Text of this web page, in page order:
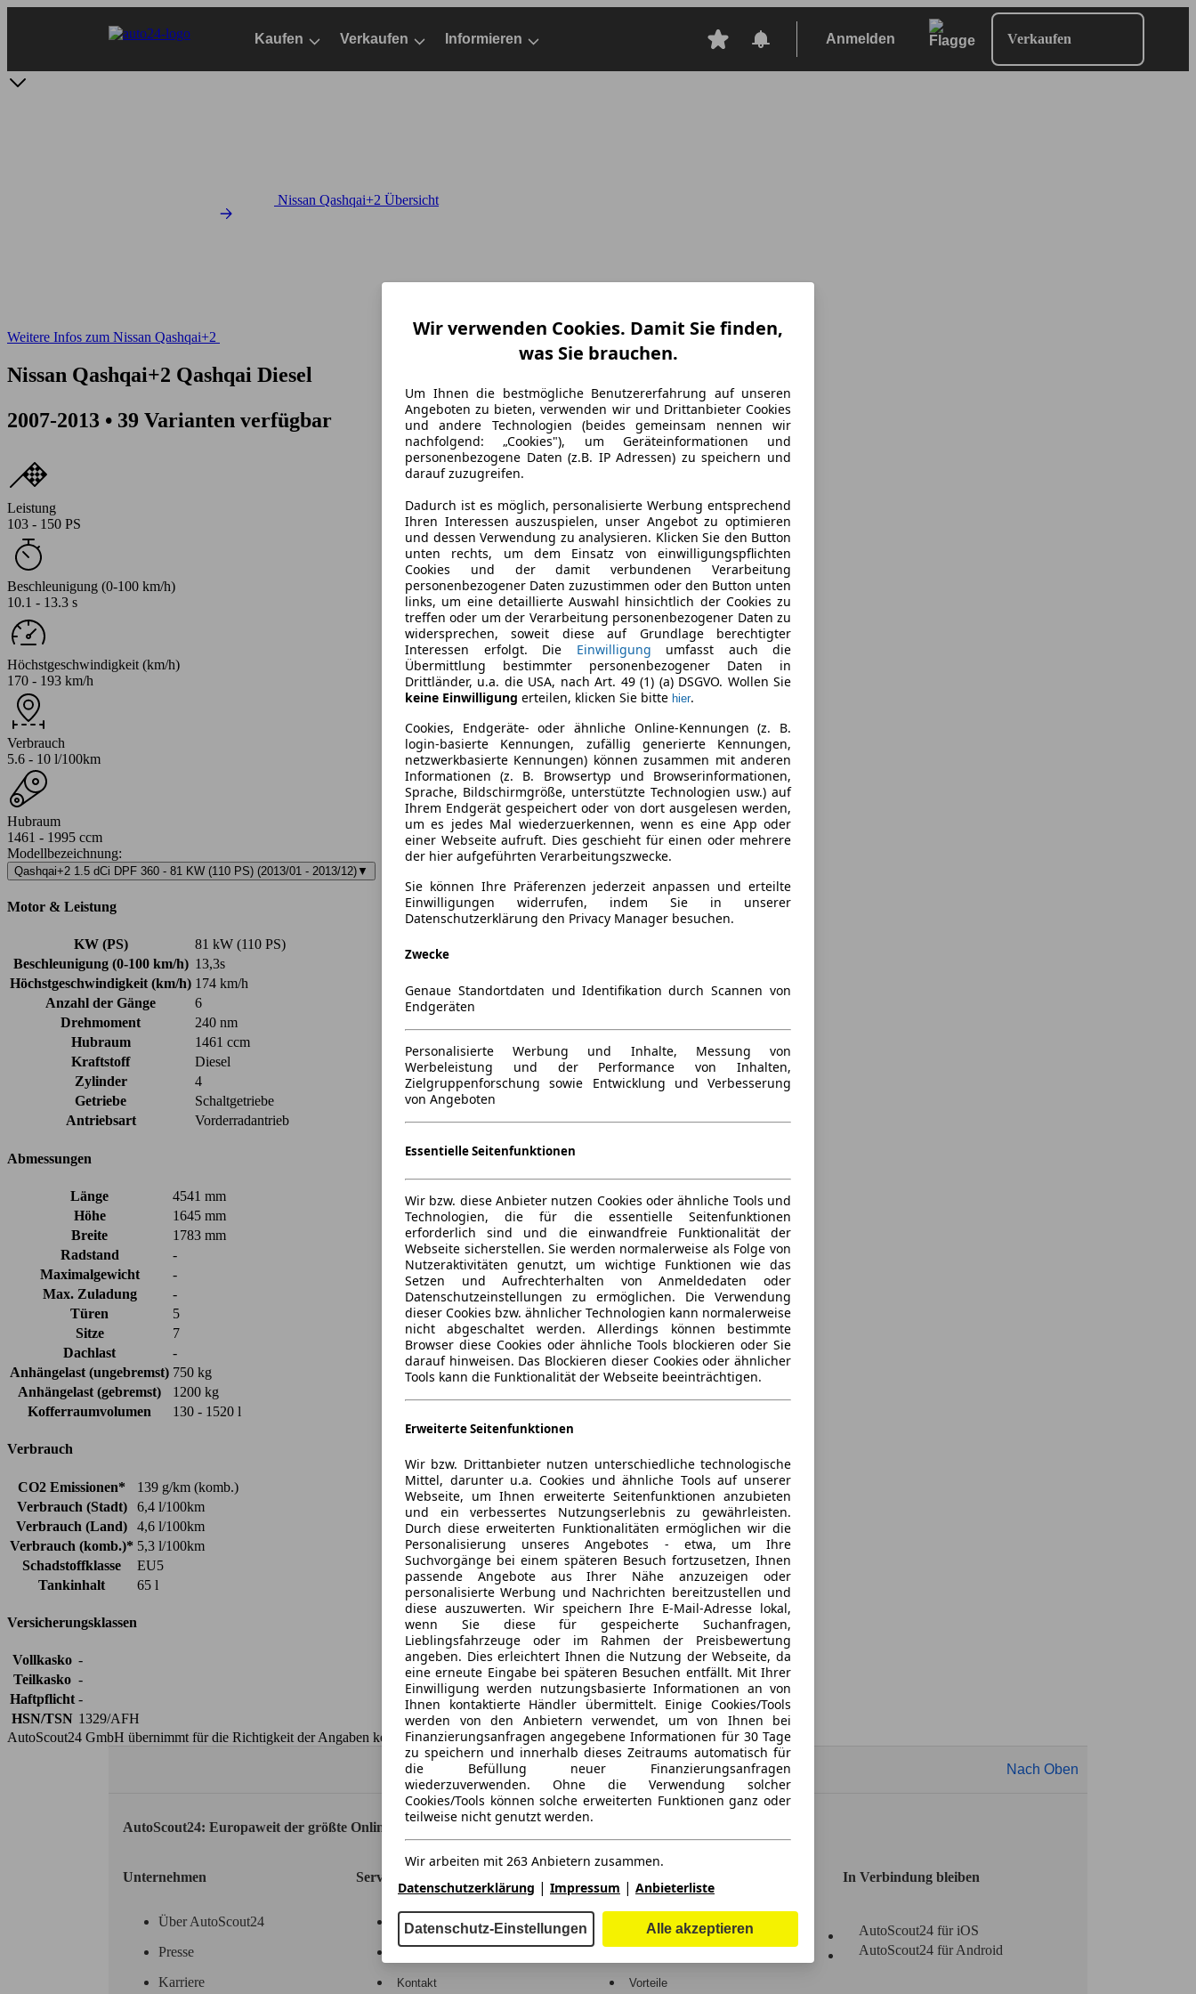
Kaufen Verkaufen Informieren Anmelden Verkaufen
Nissan Qashqai+2 Übersicht
Weitere Infos zum Nissan Qashqai+2
Nissan Qashqai+2 Qashqai Diesel
2007-2013 • 39 Varianten verfügbar
Leistung
103 - 150 PS
Beschleunigung (0-100 km/h)
10.1 - 13.3 s
Höchstgeschwindigkeit (km/h)
170 - 193 km/h
Verbrauch
5.6 - 10 l/100km
Hubraum
1461 - 1995 ccm
Modellbezeichnung:
Qashqai+2 1.5 dCi DPF 360 - 81 KW (110 PS) (2013/01 - 2013/12)▼
Motor & Leistung
KW (PS)
81 kW (110 PS)
Beschleunigung (0-100 km/h) 13,3s
Höchstgeschwindigkeit (km/h) 174 km/h
Anzahl der Gänge
6
Drehmoment
240 nm
Hubraum
1461 ccm
Kraftstoff
Diesel
Zylinder
4
Getriebe
Schaltgetriebe
Antriebsart
Vorderradantrieb
Abmessungen
Länge
4541 mm
Höhe
1645 mm
Breite
1783 mm
Radstand
-
Maximalgewicht
-
Max. Zuladung
-
Türen
5
Sitze
7
Dachlast
-
Anhängelast (ungebremst) 750 kg
Anhängelast (gebremst)
1200 kg
Kofferraumvolumen
130 - 1520 l
Verbrauch
CO2 Emissionen*
139 g/km (komb.)
Verbrauch (Stadt)
6,4 l/100km
Verbrauch (Land)
4,6 l/100km
Verbrauch (komb.)* 5,3 l/100km
Schadstoffklasse
EU5
Tankinhalt
65 l
Versicherungsklassen
Vollkasko -
Teilkasko -
Haftpflicht -
HSN/TSN 1329/AFH
AutoScout24 GmbH übernimmt für die Richtigkeit der Angaben keine Gewähr.
Nach Oben
AutoScout24: Europaweit der größte Online-Automarkt.
Unternehmen
Über AutoScout24
Presse
Karriere
Service
Hilfe
Kontakt
Anmelden
Vorteile
In Verbindung bleiben
AutoScout24 für iOS
AutoScout24 für Android
Wir verwenden Cookies. Damit Sie finden,
was Sie brauchen.
Um Ihnen die bestmögliche Benutzererfahrung auf unseren
Angeboten zu bieten, verwenden wir und Drittanbieter Cookies
und andere Technologien (beides gemeinsam nennen wir
nachfolgend: „Cookies"), um Geräteinformationen und
personenbezogene Daten (z.B. IP Adressen) zu speichern und
darauf zuzugreifen.
Dadurch ist es möglich, personalisierte Werbung entsprechend
Ihren Interessen auszuspielen, unser Angebot zu optimieren
und dessen Verwendung zu analysieren. Klicken Sie den Button
unten rechts, um dem Einsatz von einwilligungspflichten
Cookies und der damit verbundenen Verarbeitung
personenbezogener Daten zuzustimmen oder den Button unten
links, um eine detaillierte Auswahl hinsichtlich der Cookies zu
treffen oder um der Verarbeitung personenbezogener Daten zu
widersprechen, soweit diese auf Grundlage berechtigter
Interessen erfolgt. Die Einwilligung umfasst auch die
Übermittlung bestimmter personenbezogener Daten in
Drittländer, u.a. die USA, nach Art. 49 (1) (a) DSGVO. Wollen Sie
keine Einwilligung erteilen, klicken Sie bitte hier.
Cookies, Endgeräte- oder ähnliche Online-Kennungen (z. B.
login-basierte Kennungen, zufällig generierte Kennungen,
netzwerkbasierte Kennungen) können zusammen mit anderen
Informationen (z. B. Browsertyp und Browserinformationen,
Sprache, Bildschirmgröße, unterstützte Technologien usw.) auf
Ihrem Endgerät gespeichert oder von dort ausgelesen werden,
um es jedes Mal wiederzuerkennen, wenn es eine App oder
einer Webseite aufruft. Dies geschieht für einen oder mehrere
der hier aufgeführten Verarbeitungszwecke.
Sie können Ihre Präferenzen jederzeit anpassen und erteilte
Einwilligungen widerrufen, indem Sie in unserer
Datenschutzerklärung den Privacy Manager besuchen.
Zwecke
Genaue Standortdaten und Identifikation durch Scannen von
Endgeräten
Personalisierte Werbung und Inhalte, Messung von
Werbeleistung und der Performance von Inhalten,
Zielgruppenforschung sowie Entwicklung und Verbesserung
von Angeboten
Essentielle Seitenfunktionen
Wir bzw. diese Anbieter nutzen Cookies oder ähnliche Tools und
Technologien, die für die essentielle Seitenfunktionen
erforderlich sind und die einwandfreie Funktionalität der
Webseite sicherstellen. Sie werden normalerweise als Folge von
Nutzeraktivitäten genutzt, um wichtige Funktionen wie das
Setzen und Aufrechterhalten von Anmeldedaten oder
Datenschutzeinstellungen zu ermöglichen. Die Verwendung
dieser Cookies bzw. ähnlicher Technologien kann normalerweise
nicht abgeschaltet werden. Allerdings können bestimmte
Browser diese Cookies oder ähnliche Tools blockieren oder Sie
darauf hinweisen. Das Blockieren dieser Cookies oder ähnlicher
Tools kann die Funktionalität der Webseite beeinträchtigen.
Erweiterte Seitenfunktionen
Wir bzw. Drittanbieter nutzen unterschiedliche technologische
Mittel, darunter u.a. Cookies und ähnliche Tools auf unserer
Webseite, um Ihnen erweiterte Seitenfunktionen anzubieten
und ein verbessertes Nutzungserlebnis zu gewährleisten.
Durch diese erweiterten Funktionalitäten ermöglichen wir die
Personalisierung unseres Angebotes - etwa, um Ihre
Suchvorgänge bei einem späteren Besuch fortzusetzen, Ihnen
passende Angebote aus Ihrer Nähe anzuzeigen oder
personalisierte Werbung und Nachrichten bereitzustellen und
diese auszuwerten. Wir speichern Ihre E-Mail-Adresse lokal,
wenn Sie diese für gespeicherte Suchanfragen,
Lieblingsfahrzeuge oder im Rahmen der Preisbewertung
angeben. Dies erleichtert Ihnen die Nutzung der Webseite, da
eine erneute Eingabe bei späteren Besuchen entfällt. Mit Ihrer
Einwilligung werden nutzungsbasierte Informationen an von
Ihnen kontaktierte Händler übermittelt. Einige Cookies/Tools
werden von den Anbietern verwendet, um von Ihnen bei
Finanzierungsanfragen angegebene Informationen für 30 Tage
zu speichern und innerhalb dieses Zeitraums automatisch für
die Befüllung neuer Finanzierungsanfragen
wiederzuverwenden. Ohne die Verwendung solcher
Cookies/Tools können solche erweiterten Funktionen ganz oder
teilweise nicht genutzt werden.
Wir arbeiten mit 263 Anbietern zusammen.
Datenschutzerklärung | Impressum | Anbieterliste
Datenschutz-Einstellungen Alle akzeptieren